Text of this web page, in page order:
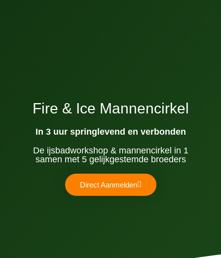
Fire & Ice Mannencirkel
In 3 uur springlevend en verbonden
De ijsbadworkshop & mannencirkel in 1
samen met 5 gelijkgestemde broeders
Direct Aanmelden